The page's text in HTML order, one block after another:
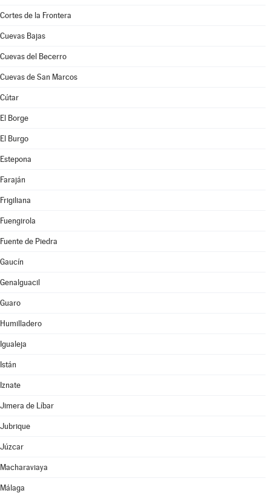
Cortes de la Frontera
Cuevas Bajas
Cuevas del Becerro
Cuevas de San Marcos
Cútar
El Borge
El Burgo
Estepona
Faraján
Frigiliana
Fuengirola
Fuente de Piedra
Gaucín
Genalguacil
Guaro
Humilladero
Igualeja
Istán
Iznate
Jimera de Líbar
Jubrique
Júzcar
Macharaviaya
Málaga